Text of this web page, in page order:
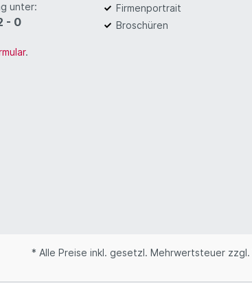
unter:
- 0
.
Firmenportrait
Broschüren
* Alle Preise inkl. gesetzl. Mehrwertsteuer zzgl.